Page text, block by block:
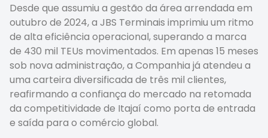
Desde que assumiu a gestão da área arrendada em
outubro de 2024, a JBS Terminais imprimiu um ritmo
de alta eficiência operacional, superando a marca
de 430 mil TEUs movimentados. Em apenas 15 meses
sob nova administração, a Companhia já atendeu a
uma carteira diversificada de três mil clientes,
reafirmando a confiança do mercado na retomada
da competitividade de Itajaí como porta de entrada
e saída para o comércio global.